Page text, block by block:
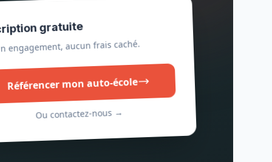
gratuite
engagement, aucun frais caché.
Référencer mon auto-école
Ou contactez-nous →